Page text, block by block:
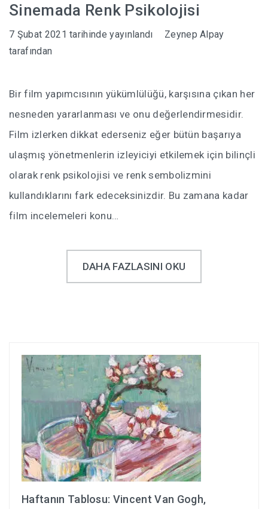
Sinemada Renk Psikolojisi
7 Şubat 2021 tarihinde yayınlandı
Zeynep Alpay
tarafından
Bir film yapımcısının yükümlülüğü, karşısına çıkan her
nesneden yararlanması ve onu değerlendirmesidir.
Film izlerken dikkat ederseniz eğer bütün başarıya
ulaşmış yönetmenlerin izleyiciyi etkilemek için bilinçli
olarak renk psikolojisi ve renk sembolizmini
kullandıklarını fark edeceksinizdir. Bu zamana kadar
film incelemeleri konu…
DAHA FAZLASINI OKU
Haftanın Tablosu: Vincent Van Gogh,